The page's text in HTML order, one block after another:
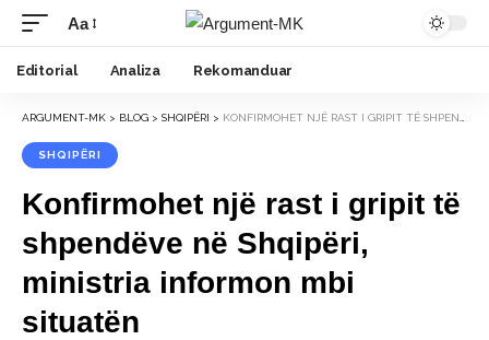
Font
Resizer
Aa
Editorial Analiza Rekomanduar
ARGUMENT-MK > BLOG > SHQIPËRI > KONFIRMOHET NJË RAST I GRIPIT TË SHPENDËVE NË SHQIPËRI, MINISTRIA INFORMON MBI SITUATËN
SHQIPËRI
Konfirmohet një rast i gripit të
shpendëve në Shqipëri,
ministria informon mbi
situatën